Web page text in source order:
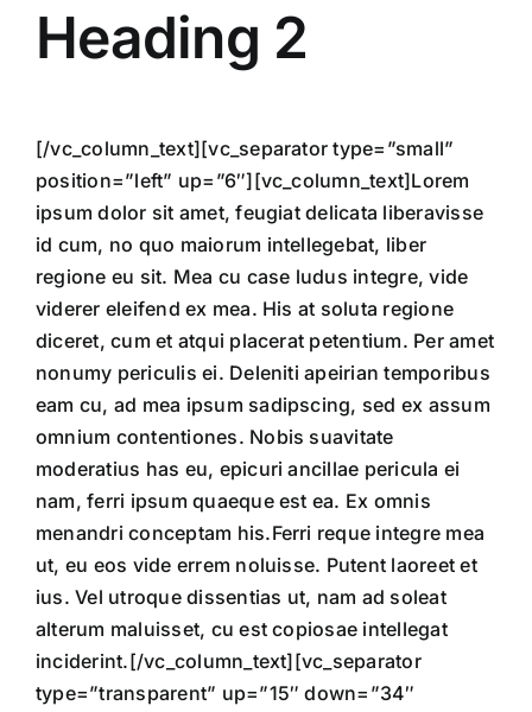
Heading 2
[/vc_column_text][vc_separator type=”small”
position=”left” up=”6″][vc_column_text]Lorem
ipsum dolor sit amet, feugiat delicata liberavisse
id cum, no quo maiorum intellegebat, liber
regione eu sit. Mea cu case ludus integre, vide
viderer eleifend ex mea. His at soluta regione
diceret, cum et atqui placerat petentium. Per amet
nonumy periculis ei. Deleniti apeirian temporibus
eam cu, ad mea ipsum sadipscing, sed ex assum
omnium contentiones. Nobis suavitate
moderatius has eu, epicuri ancillae pericula ei
nam, ferri ipsum quaeque est ea. Ex omnis
menandri conceptam his.Ferri reque integre mea
ut, eu eos vide errem noluisse. Putent laoreet et
ius. Vel utroque dissentias ut, nam ad soleat
alterum maluisset, cu est copiosae intellegat
inciderint.[/vc_column_text][vc_separator
type=”transparent” up=”15″ down=”34″